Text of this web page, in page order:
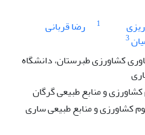
1
رضا قربانی
3
کشاورزی طبرستان، دانشگاه
و منابع طبیعی گرگان
کشاورزی و منابع طبیعی ساری